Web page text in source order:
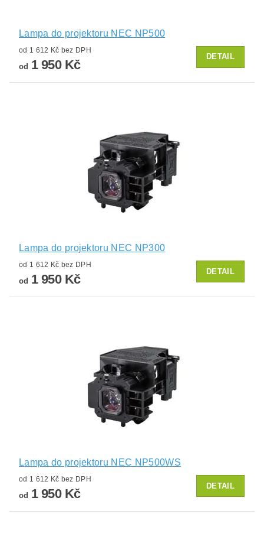
Lampa do projektoru NEC NP500
od 1 612 Kč bez DPH
od 1 950 Kč
DETAIL
Lampa do projektoru NEC NP300
od 1 612 Kč bez DPH
od 1 950 Kč
DETAIL
Lampa do projektoru NEC NP500WS
od 1 612 Kč bez DPH
od 1 950 Kč
DETAIL